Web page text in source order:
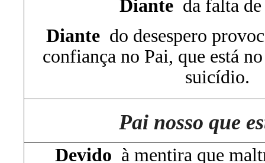
Dianteda falta de
Diante do desespero
confiança no Pai, que está
suicídio.
Pai nosso que
Devido à mentira que